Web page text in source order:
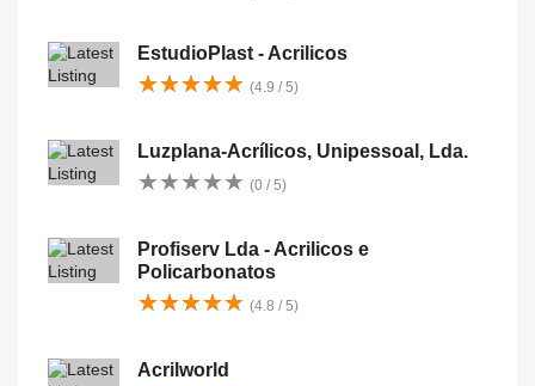
EstudioPlast - Acrilicos
★★★★★
★★★★★ (4.9 / 5)
Luzplana-Acrílicos, Unipessoal, Lda.
★★★★★
★★★★★ (0 / 5)
Profiserv Lda - Acrilicos e
Policarbonatos
★★★★★
★★★★★ (4.8 / 5)
Acrilworld